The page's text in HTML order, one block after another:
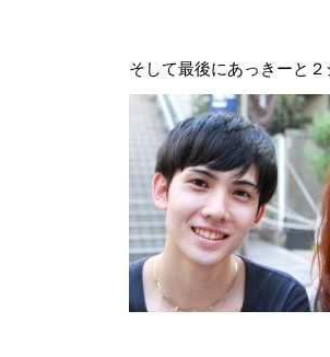
そして最後にあっきーと